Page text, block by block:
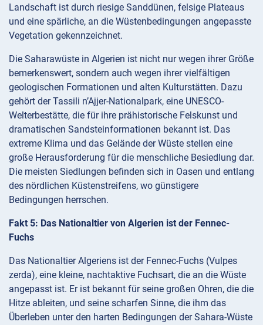
Landschaft ist durch riesige Sanddünen, felsige Plateaus
und eine spärliche, an die Wüstenbedingungen angepasste
Vegetation gekennzeichnet.
Die Saharawüste in Algerien ist nicht nur wegen ihrer Größe
bemerkenswert, sondern auch wegen ihrer vielfältigen
geologischen Formationen und alten Kulturstätten. Dazu
gehört der Tassili n’Ajjer-Nationalpark, eine UNESCO-
Welterbestätte, die für ihre prähistorische Felskunst und
dramatischen Sandsteinformationen bekannt ist. Das
extreme Klima und das Gelände der Wüste stellen eine
große Herausforderung für die menschliche Besiedlung dar.
Die meisten Siedlungen befinden sich in Oasen und entlang
des nördlichen Küstenstreifens, wo günstigere
Bedingungen herrschen.
Fakt 5: Das Nationaltier von Algerien ist der Fennec-
Fuchs
Das Nationaltier Algeriens ist der Fennec-Fuchs (Vulpes
zerda), eine kleine, nachtaktive Fuchsart, die an die Wüste
angepasst ist. Er ist bekannt für seine großen Ohren, die die
Hitze ableiten, und seine scharfen Sinne, die ihm das
Überleben unter den harten Bedingungen der Sahara-Wüste